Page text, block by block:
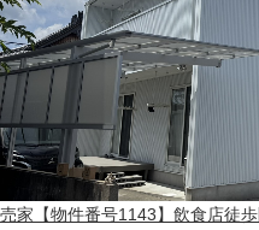
売家 【物件番号1143】飲食店徒